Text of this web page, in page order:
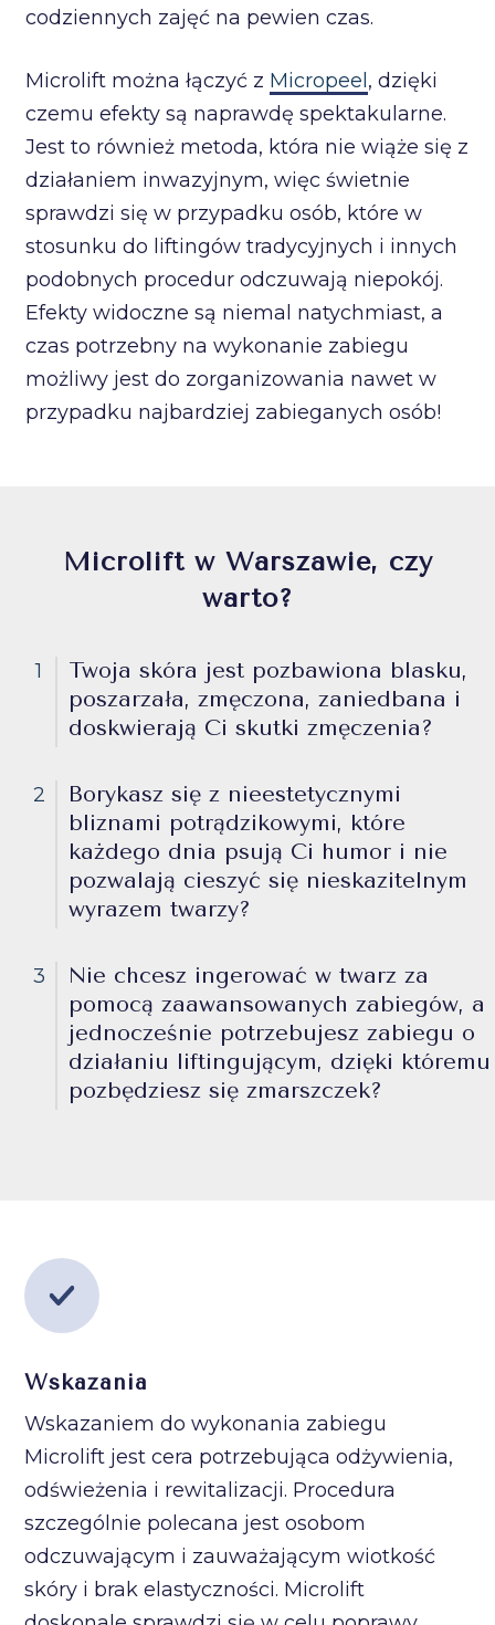
codziennych zajęć na pewien czas.
Microlift można łączyć z Micropeel , dzięki
czemu efekty są naprawdę spektakularne.
Jest to również metoda, która nie wiąże się z
działaniem inwazyjnym, więc świetnie
sprawdzi się w przypadku osób, które w
stosunku do liftingów tradycyjnych i innych
podobnych procedur odczuwają niepokój.
Efekty widoczne są niemal natychmiast, a
czas potrzebny na wykonanie zabiegu
możliwy jest do zorganizowania nawet w
przypadku najbardziej zabieganych osób!
Microlift w Warszawie, czy
warto?
1
Twoja skóra jest pozbawiona blasku,
poszarzała, zmęczona, zaniedbana i
doskwierają Ci skutki zmęczenia?
2
Borykasz się z nieestetycznymi
bliznami potrądzikowymi, które
każdego dnia psują Ci humor i nie
pozwalają cieszyć się nieskazitelnym
wyrazem twarzy?
3
Nie chcesz ingerować w twarz za
pomocą zaawansowanych zabiegów, a
jednocześnie potrzebujesz zabiegu o
działaniu liftingującym, dzięki któremu
pozbędziesz się zmarszczek?
Wskazania
Wskazaniem do wykonania zabiegu
Microlift jest cera potrzebująca odżywienia,
odświeżenia i rewitalizacji. Procedura
szczególnie polecana jest osobom
odczuwającym i zauważającym wiotkość
skóry i brak elastyczności. Microlift